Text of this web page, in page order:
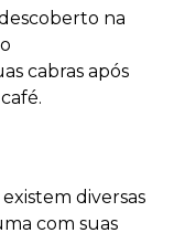
na
cabras após
diversas
com suas